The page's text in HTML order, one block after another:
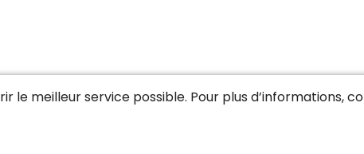
le meilleur service possible. Pour plus d’informations,